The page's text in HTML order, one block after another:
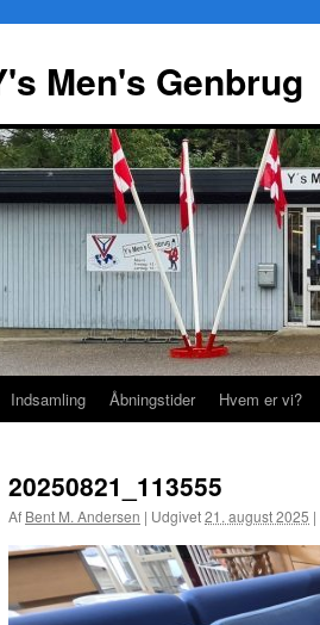
Men's Genbrug
Hop
indhold
Indsamling Åbningstider Hvem er vi?
20250821_113555
Af Bent M. Andersen | Udgivet21. august 2025 |